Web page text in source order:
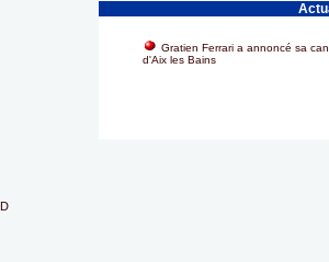
Gratien Ferrari a annoncé sa
d'Aix les Bains
D